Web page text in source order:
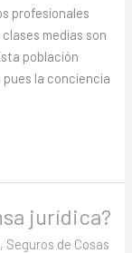
profesionales
medias son
población
la conciencia
jurídica?
, Seguros de Cosas